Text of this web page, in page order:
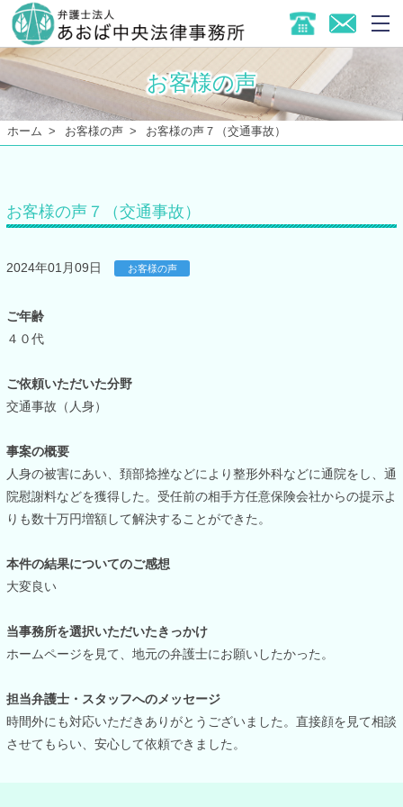
お客様の声
ホーム お客様の声 お客様の声７（交通事故）
お客様の声７（交通事故）
2024年01月09日 お客様の声
ご年齢
４０代
ご依頼いただいた分野
交通事故（人身）
事案の概要
人身の被害にあい、頚部捻挫などにより整形外科などに通院をし、通
院慰謝料などを獲得した。受任前の相手方任意保険会社からの提示よ
りも数十万円増額して解決することができた。
本件の結果についてのご感想
大変良い
当事務所を選択いただいたきっかけ
ホームページを見て、地元の弁護士にお願いしたかった。
担当弁護士・スタッフへのメッセージ
時間外にも対応いただきありがとうございました。直接顔を見て相談
させてもらい、安心して依頼できました。